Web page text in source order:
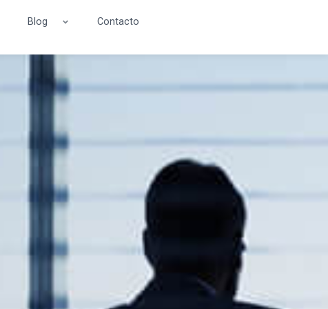
Blog Contacto